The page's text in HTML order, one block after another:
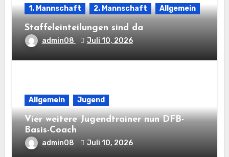
1. Mannschaft 2. Mannschaft Allgemein
Staffeleinteilungen sind da
admin08 Juli 10, 2026
Allgemein Jugend
Vier weitere Jugendtrainer nun DFB-
Basis-Coach
admin08 Juli 10, 2026